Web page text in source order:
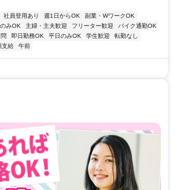
社員登用あり 週1日からOK
副業・WワークOK
みOK 主婦・主夫歓迎 フリーター歓迎
バイク通勤OK
即日勤務OK 平日のみOK 学生歓迎
転勤なし
支給 午前